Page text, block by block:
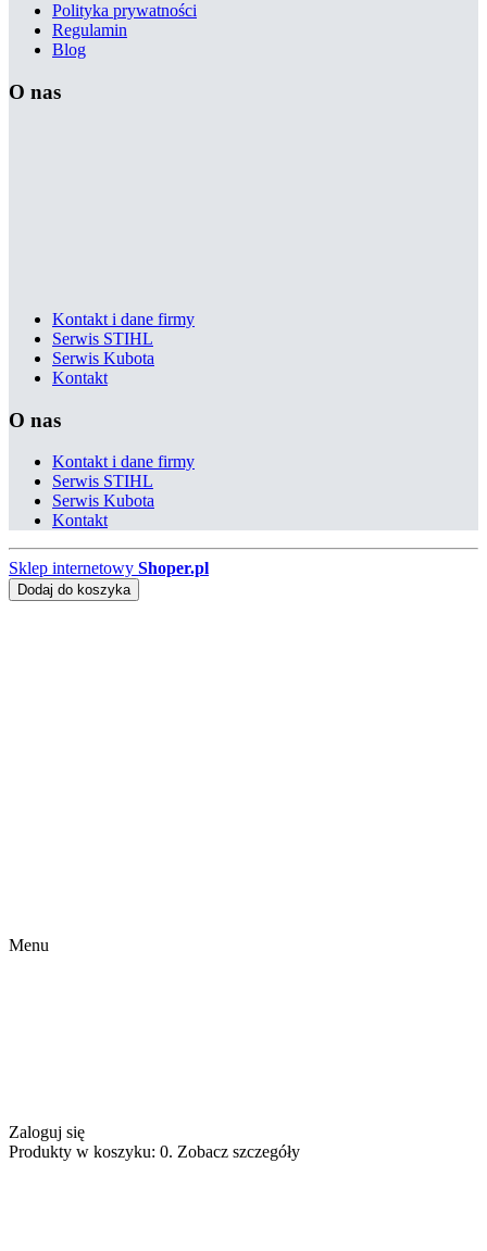
Polityka prywatności
Regulamin
Blog
O nas
Kontakt i dane firmy
Serwis STIHL
Serwis Kubota
Kontakt
O nas
Kontakt i dane firmy
Serwis STIHL
Serwis Kubota
Kontakt
Sklep internetowy Shoper.pl
Dodaj do koszyka
Menu
Zaloguj się
Produkty w koszyku: 0. Zobacz szczegóły